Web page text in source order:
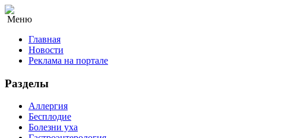
Меню
Главная
Новости
Реклама на портале
Разделы
Аллергия
Бесплодие
Болезни уха